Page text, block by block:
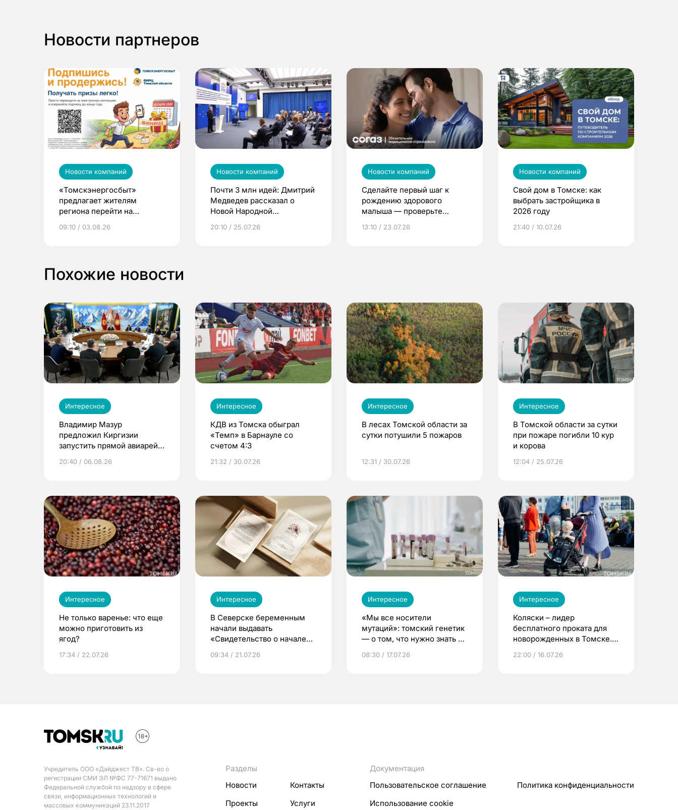
Новости партнеров
Новости компаний
«Томскэнергосбыт»
предлагает жителям
региона перейти на
выиграть призы
09:10 / 03.08.26
Новости компаний
Почти 3 млн идей: Дмитрий
Медведев рассказал о
Новой Народной
20:10 / 25.07.26
Новости компаний
Сделайте первый шаг к
рождению здорового
малыша — проверьте
по ОМС!
13:10 / 23.07.26
Новости компаний
Свой дом в Томске: как
выбрать застройщика в
2026 году
21:40 / 10.07.26
Похожие новости
Интересное
Владимир Мазур
предложил Киргизии
запустить прямой авиарейс
20:40 / 06.08.26
Интересное
КДВ из Томска обыграл
«Темп» в Барнауле со
счетом 4:3
21:32 / 30.07.26
Интересное
В лесах Томской области за
сутки потушили 5 пожаров
12:31 / 30.07.26
Интересное
В Томской области за сутки
при пожаре погибли 10 кур
и корова
12:04 / 25.07.26
Интересное
Не только варенье: что еще
можно приготовить из
ягод?
17:34 / 22.07.26
Интересное
В Северске беременным
начали выдавать
«Свидетельство о начале
09:34 / 21.07.26
Интересное
«Мы все носители
мутаций»: томский генетик
— о том, что нужно знать до
08:30 / 17.07.26
Интересное
Коляски – лидер
бесплатного проката для
новорожденных в Томске.
22:00 / 16.07.26
Учредитель ООО «Дайджест ТВ». Св-во о
регистрации СМИ ЭЛ №ФС 77-71671 выдано
Федеральной службой по надзору в сфере
связи, информационных технологий и
массовых коммуникаций 23.11.2017
Разделы
Новости
Контакты
Проекты
Услуги
Документация
Пользовательское соглашение
Политика конфиденциальности
Использование cookie